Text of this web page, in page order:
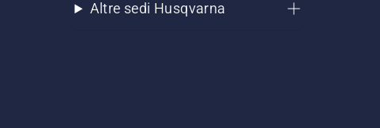
Altre sedi Husqvarna